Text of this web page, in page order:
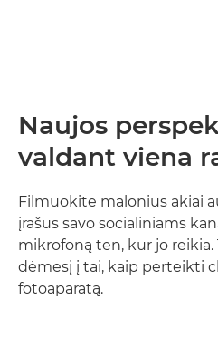
Naujos
valdant viena
Filmuokite malonius akiai
įrašus savo socialiniams
mikrofoną ten, kur jo
dėmesį į tai, kaip perteikti
fotoaparatą.